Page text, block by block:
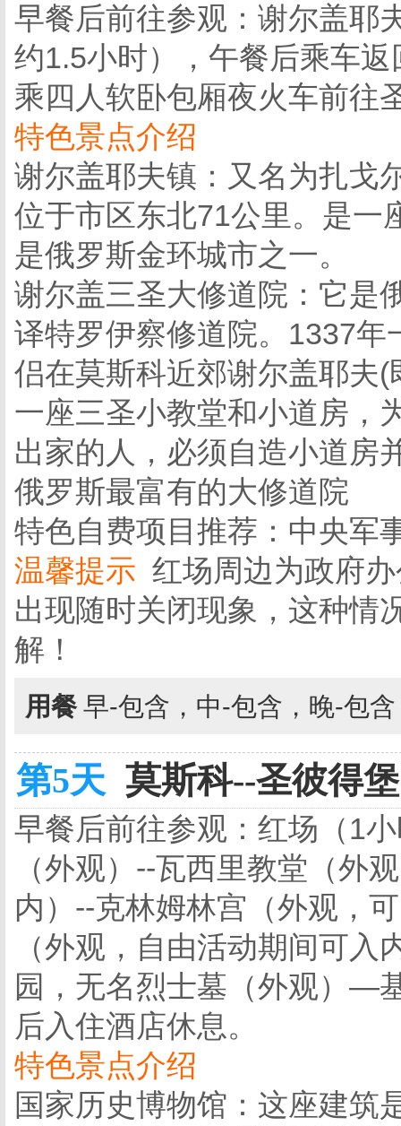
早餐后前往参观：谢尔盖耶
约1.5小时），午餐后乘车
乘四人软卧包厢夜火车前往
特色景点介绍
谢尔盖耶夫镇：又名为扎戈
位于市区东北71公里。是一
是俄罗斯金环城市之一。
谢尔盖三圣大修道院：它是
译特罗伊察修道院。1337年
侣在莫斯科近郊谢尔盖耶夫
一座三圣小教堂和小道房，
出家的人，必须自造小道房
俄罗斯最富有的大修道院
特色自费项目推荐：中央军
温馨提示 红场周边为政府
出现随时关闭现象，这种情
解！
用餐 早-包含，中-包含，晚-包
第5天 莫斯科--圣彼得
早餐后前往参观：红场（1
（外观）--瓦西里教堂（外
内）--克林姆林宫（外观，
（外观，自由活动期间可
园，无名烈士墓（外观）—
后入住酒店休息。
特色景点介绍
国家历史博物馆：这座建筑